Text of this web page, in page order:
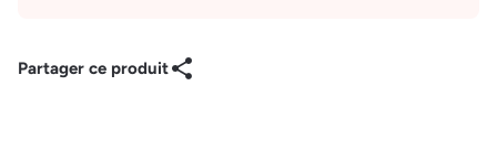
Partager ce produit